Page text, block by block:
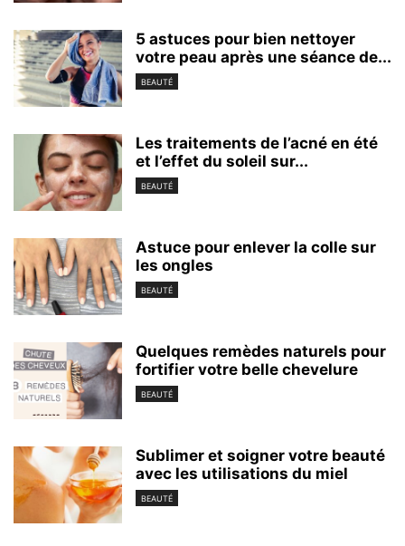
5 astuces pour bien nettoyer
votre peau après une séance de...
BEAUTÉ
Les traitements de l’acné en été
et l’effet du soleil sur...
BEAUTÉ
Astuce pour enlever la colle sur
les ongles
BEAUTÉ
Quelques remèdes naturels pour
fortifier votre belle chevelure
BEAUTÉ
Sublimer et soigner votre beauté
avec les utilisations du miel
BEAUTÉ